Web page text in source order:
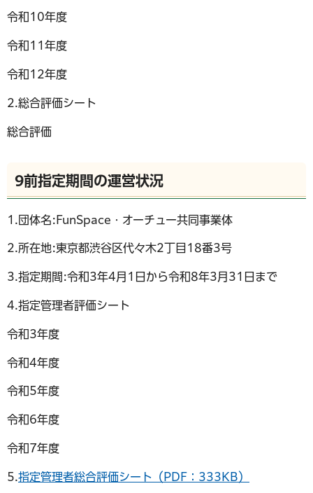
令和10年度
令和11年度
令和12年度
2.総合評価シート
総合評価
9前指定期間の運営状況
1.団体名:FunSpace・オーチュー共同事業体
2.所在地:東京都渋谷区代々木2丁目18番3号
3.指定期間:令和3年4月1日から令和8年3月31日まで
4.指定管理者評価シート
令和3年度
令和4年度
令和5年度
令和6年度
令和7年度
5.指定管理者総合評価シート（PDF：333KB）